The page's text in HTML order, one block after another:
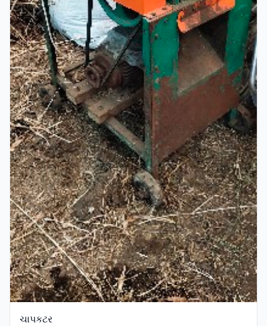
ચાપકટર